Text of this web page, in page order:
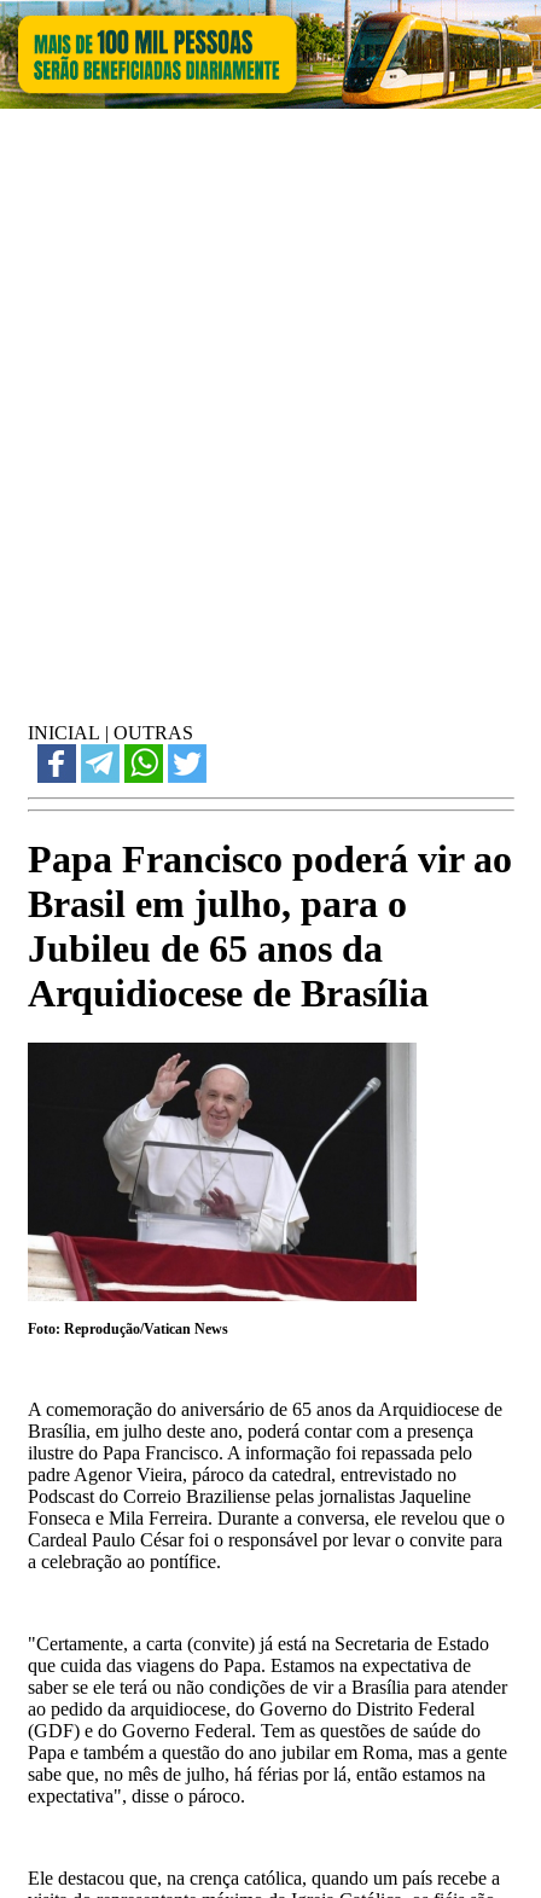
INICIAL | OUTRAS
Papa Francisco poderá vir ao
Brasil em julho, para o
Jubileu de 65 anos da
Arquidiocese de Brasília
Foto: Reprodução/Vatican News
A comemoração do aniversário de 65 anos da Arquidiocese de
Brasília, em julho deste ano, poderá contar com a presença
ilustre do Papa Francisco. A informação foi repassada pelo
padre Agenor Vieira, pároco da catedral, entrevistado no
Podscast do Correio Braziliense pelas jornalistas Jaqueline
Fonseca e Mila Ferreira. Durante a conversa, ele revelou que o
Cardeal Paulo César foi o responsável por levar o convite para
a celebração ao pontífice.
"Certamente, a carta (convite) já está na Secretaria de Estado
que cuida das viagens do Papa. Estamos na expectativa de
saber se ele terá ou não condições de vir a Brasília para atender
ao pedido da arquidiocese, do Governo do Distrito Federal
(GDF) e do Governo Federal. Tem as questões de saúde do
Papa e também a questão do ano jubilar em Roma, mas a gente
sabe que, no mês de julho, há férias por lá, então estamos na
expectativa", disse o pároco.
Ele destacou que, na crença católica, quando um país recebe a